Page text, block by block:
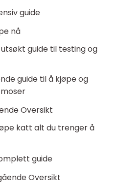
guide
nå
guide til testing og
guide til å kjøpe og
Oversikt
katt alt du trenger å
guide
Oversikt